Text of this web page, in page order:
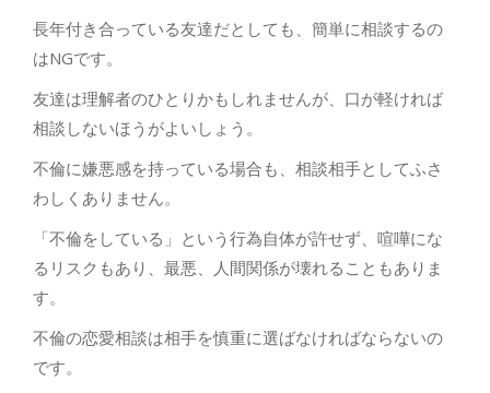
長年付き合っている友達だとしても、簡単に相談するの
はNGです。
友達は理解者のひとりかもしれませんが、口が軽ければ
相談しないほうがよいしょう。
不倫に嫌悪感を持っている場合も、相談相手としてふさ
わしくありません。
「不倫をしている」という行為自体が許せず、喧嘩にな
るリスクもあり、最悪、人間関係が壊れることもありま
す。
不倫の恋愛相談は相手を慎重に選ばなければならないの
です。